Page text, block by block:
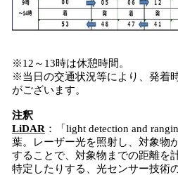
※12～13時は休憩時間。
※当日の交通状況等により、発着
がございます。
注釈
LiDAR ：「light detection and
葉。レーザー光を照射し、対象物
することで、対象物までの距離を
特定したりする、光センサー技術